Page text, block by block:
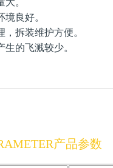
境良好。
，拆装维护方便。
生的飞溅较少。
产品参数